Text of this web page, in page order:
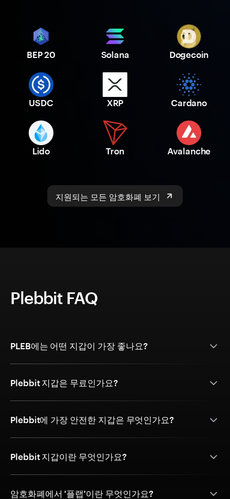
BEP 20 Solana Dogecoin
USDC XRP Cardano
Lido Tron Avalanche
지원되는 모든 암호화폐 보기
Plebbit FAQ
PLEB에는 어떤 지갑이 가장 좋나요?
Plebbit 지갑은 무료인가요?
Plebbit에 가장 안전한 지갑은 무엇인가요?
Plebbit 지갑이란 무엇인가요?
암호화폐에서 '플랩'이란 무엇인가요?